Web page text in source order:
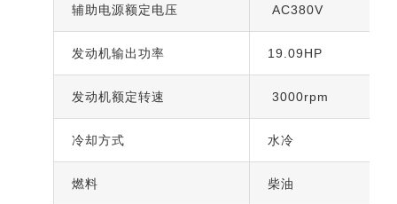
辅助电源额定电压 AC380V
发动机输出功率 19.09HP
发动机额定转速 3000rpm
冷却方式 水冷
燃料 柴油